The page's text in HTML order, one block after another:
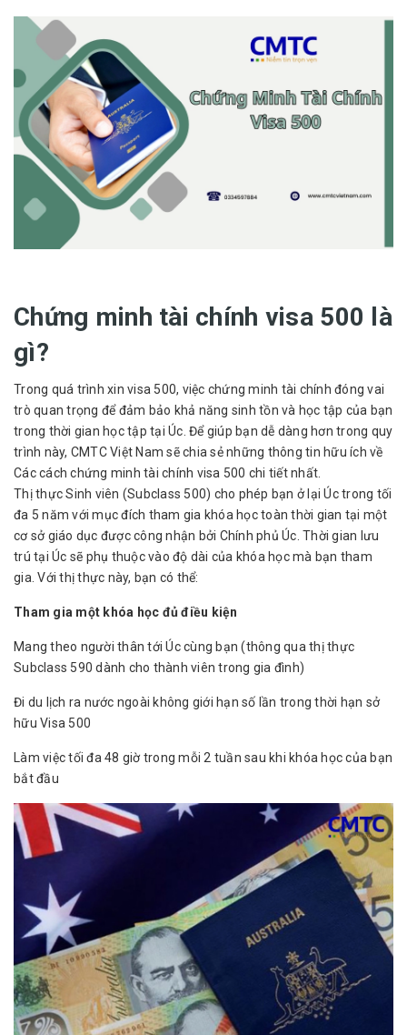
Chứng minh tài chính visa 500 là
gì?
Trong quá trình xin visa 500, việc chứng minh tài chính đóng vai
trò quan trọng để đảm bảo khả năng sinh tồn và học tập của bạn
trong thời gian học tập tại Úc. Để giúp bạn dễ dàng hơn trong quy
trình này, CMTC Việt Nam sẽ chia sẻ những thông tin hữu ích về
Các cách chứng minh tài chính visa 500 chi tiết nhất.
Thị thực Sinh viên (Subclass 500) cho phép bạn ở lại Úc trong tối
đa 5 năm với mục đích tham gia khóa học toàn thời gian tại một
cơ sở giáo dục được công nhận bởi Chính phủ Úc. Thời gian lưu
trú tại Úc sẽ phụ thuộc vào độ dài của khóa học mà bạn tham
gia. Với thị thực này, bạn có thể:
Tham gia một khóa học đủ điều kiện
Mang theo người thân tới Úc cùng bạn (thông qua thị thực
Subclass 590 dành cho thành viên trong gia đình)
Đi du lịch ra nước ngoài không giới hạn số lần trong thời hạn sở
hữu Visa 500
Làm việc tối đa 48 giờ trong mỗi 2 tuần sau khi khóa học của bạn
bắt đầu